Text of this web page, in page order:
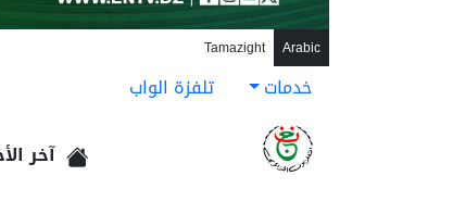
Arabic
Tamazight
خدمات تلفزة الواب
آخر